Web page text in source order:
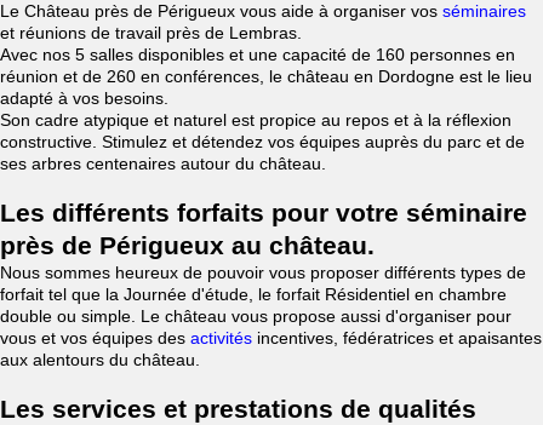
Le Château près de Périgueux vous aide à organiser vos séminaires
et réunions de travail près de Lembras.
Avec nos 5 salles disponibles et une capacité de 160 personnes en
réunion et de 260 en conférences, le château en Dordogne est le lieu
adapté à vos besoins.
Son cadre atypique et naturel est propice au repos et à la réflexion
constructive. Stimulez et détendez vos équipes auprès du parc et de
ses arbres centenaires autour du château.
Les différents forfaits pour votre séminaire
près de Périgueux au château.
Nous sommes heureux de pouvoir vous proposer différents types de
forfait tel que la Journée d'étude, le forfait Résidentiel en chambre
double ou simple. Le château vous propose aussi d'organiser pour
vous et vos équipes des activités incentives, fédératrices et apaisantes
aux alentours du château.
Les services et prestations de qualités